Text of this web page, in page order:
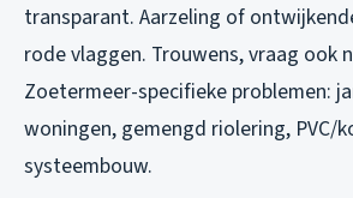
transparant. Aarzeling of
rode vlaggen. Trouwens, vraag ook
Zoetermeer-specifieke problemen:
woningen, gemengd riolering, PVC/
systeembouw.